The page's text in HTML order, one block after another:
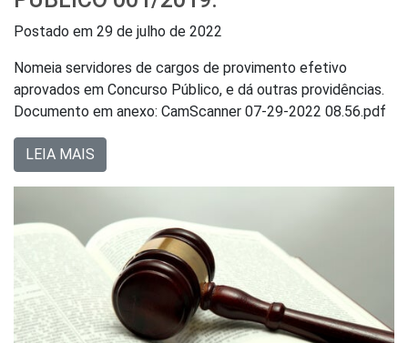
Postado em 29 de julho de 2022
Nomeia servidores de cargos de provimento efetivo
aprovados em Concurso Público, e dá outras providências.
Documento em anexo: CamScanner 07-29-2022 08.56.pdf
LEIA MAIS